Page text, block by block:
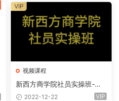
视频课程
新西方商学院社员实操班-抖
音实操课程
2022-12-22 VIP
VIP